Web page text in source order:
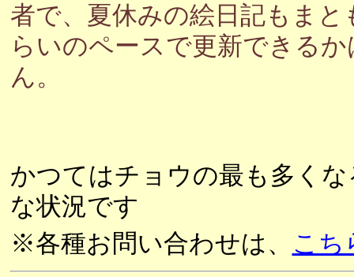
者で、夏休みの絵日記もま
らいのペースで更新できる
ん。
かつてはチョウの最も多く
な状況です
※各種お問い合わせは、 こち